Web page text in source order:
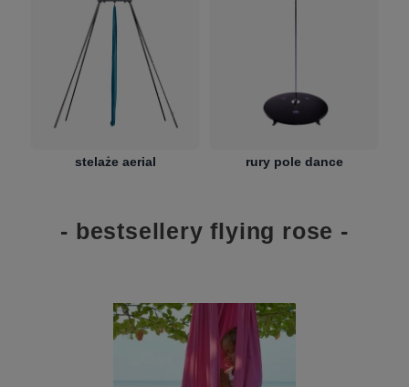
stelaże aerial rury pole dance
- bestsellery flying rose -